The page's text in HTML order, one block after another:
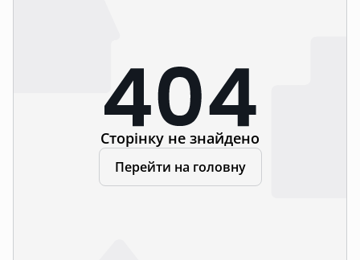
Сторінку не знайдено
Перейти на головну